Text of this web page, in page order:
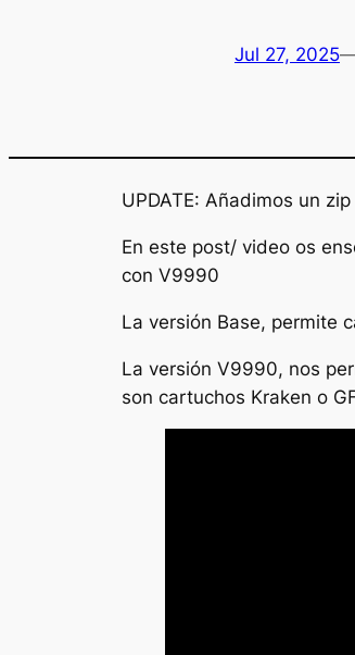
Jul 27, 2025
UPDATE: Añadimos un
En este post/ video os
con V9990
La versión Base, permite
La versión V9990, nos
son cartuchos Kraken o